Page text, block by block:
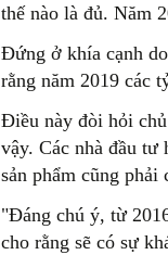
thế nào là đủ. Năm
Đứng ở khía cạnh
rằng năm 2019 các
Điều này đòi hỏi
vậy. Các nhà đầu tư
sản phẩm cũng phải
"Đáng chú ý, từ
cho rằng sẽ có sự